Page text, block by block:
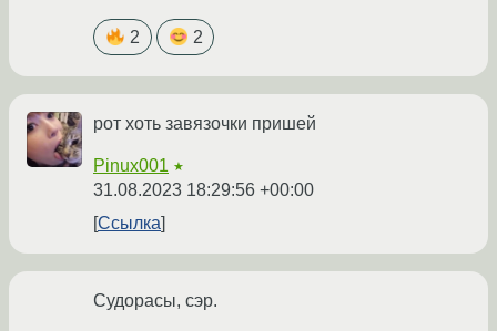
2 2
рот хоть завязочки пришей
Pinux001 ★
31.08.2023 18:29:56 +00:00
Ссылка
Судорасы, сэр.